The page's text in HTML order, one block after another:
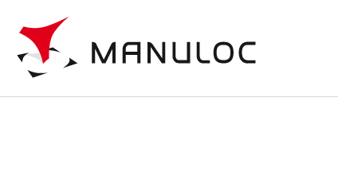
Pelle sur pneus